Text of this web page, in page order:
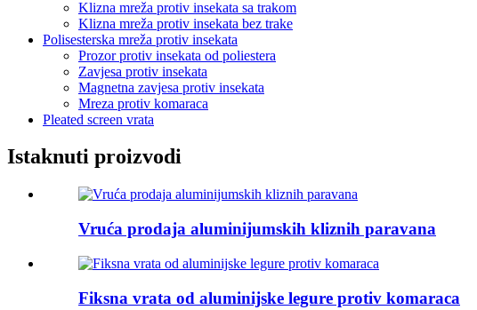
Klizna mreža protiv insekata sa trakom
Klizna mreža protiv insekata bez trake
Polisesterska mreža protiv insekata
Prozor protiv insekata od poliestera
Zavjesa protiv insekata
Magnetna zavjesa protiv insekata
Mreza protiv komaraca
Pleated screen vrata
Istaknuti proizvodi
Vruća prodaja aluminijumskih kliznih paravana
Fiksna vrata od aluminijske legure protiv komaraca